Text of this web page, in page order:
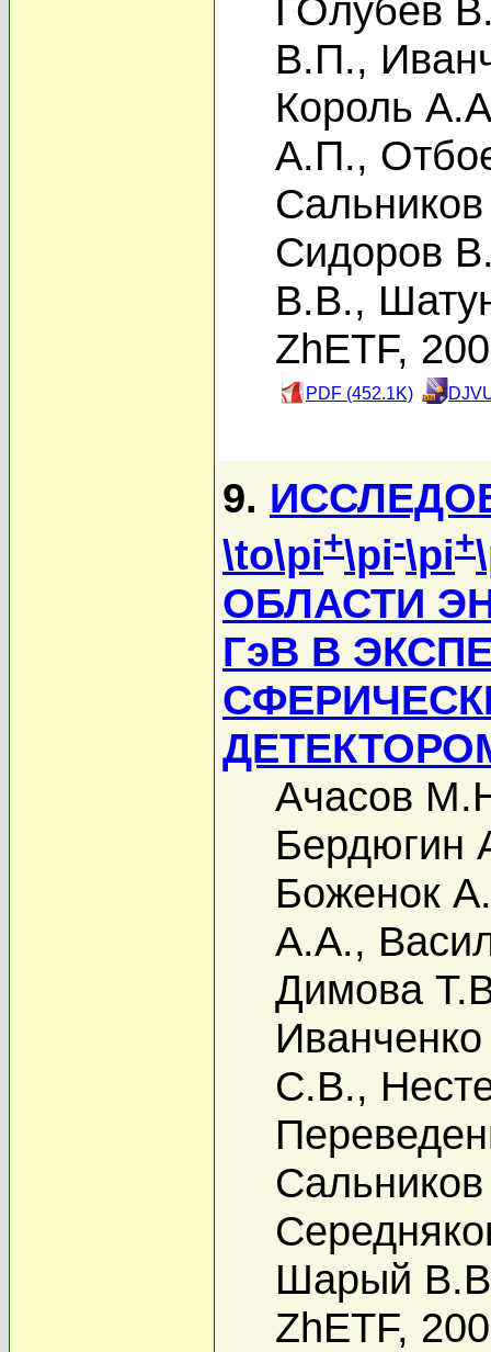
ГОлубев
В.П.,
Король
А.П.,
Сидоров
В.В.,
ZhETF,
PDF (452.1K)
9.
\to\pi+\pi-\pi+
ОБЛАСТИ
ГэВ В
Ачасов
Бердюгин
Боженок
А.А.,
Димова
С.В.,
Шарый
ZhETF,